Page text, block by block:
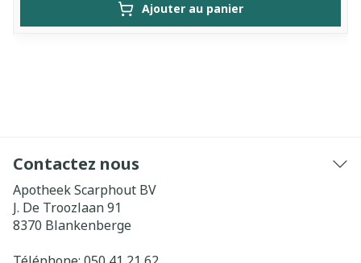
Ajouter au panier
Contactez nous
Apotheek Scarphout BV
J. De Troozlaan 91
8370 Blankenberge